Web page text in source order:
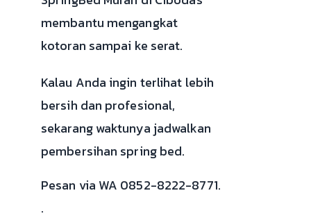
membantu mengangkat
kotoran sampai ke serat.
Kalau Anda ingin terlihat lebih
bersih dan profesional,
sekarang waktunya jadwalkan
pembersihan spring bed.
Pesan via WA 0852-8222-8771.
.